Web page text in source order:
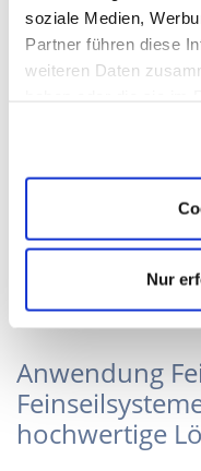
soziale Medien,
Partner führen diese
weiteren Daten
Cookies, wenn Sie
Nur
Anwendung
hochwertige